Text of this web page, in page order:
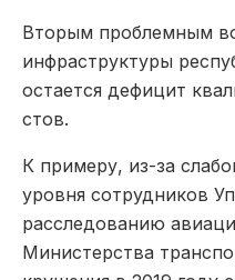
Вторым проблемным
инфраструктуры
остается дефицит
стов.
К примеру, из-за
уровня сотрудников
расследованию
Министерства